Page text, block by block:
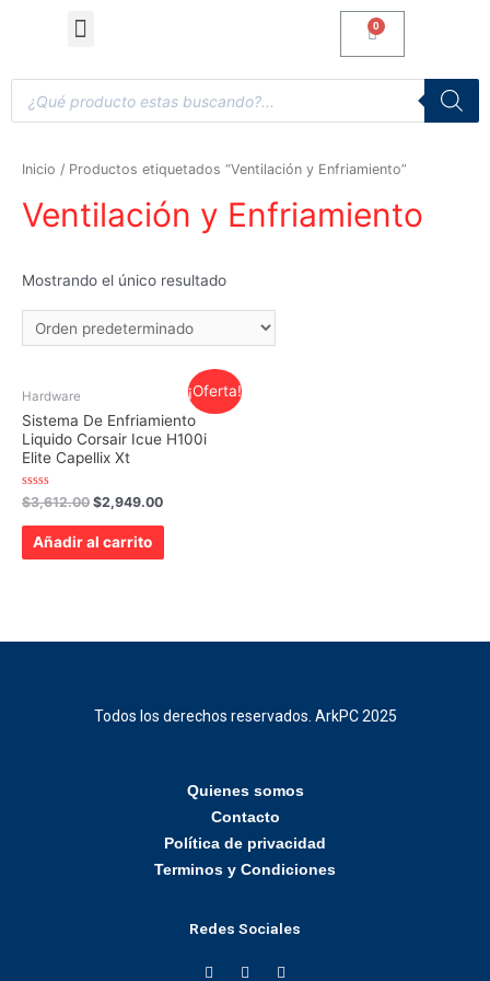
Inicio / Productos etiquetados “Ventilación y Enfriamiento”
Ventilación y Enfriamiento
Mostrando el único resultado
¡Oferta!
Hardware
Sistema De Enfriamiento
Liquido Corsair Icue H100i
Elite Capellix Xt
Valorado
con
0
$3,612.00 $2,949.00
Añadir al carrito
Todos los derechos reservados. ArkPC 2025
Quienes somos
Contacto
Política de privacidad
Terminos y Condiciones
Redes Sociales